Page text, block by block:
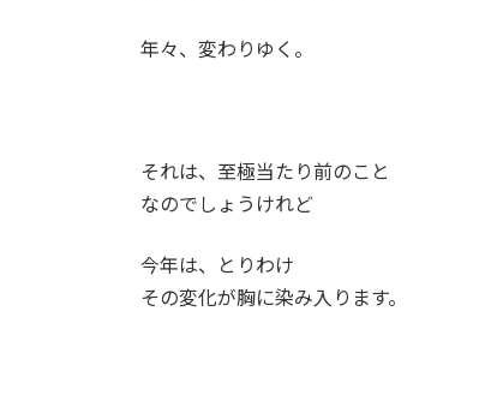
年々、変わりゆく。
それは、至極当たり前のこと
なのでしょうけれど
今年は、とりわけ
その変化が胸に染み入ります。